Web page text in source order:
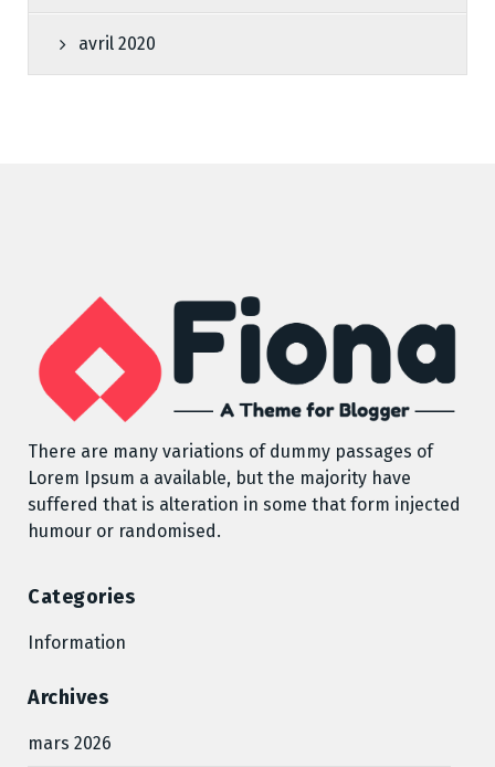
avril 2020
There are many variations of dummy passages of
Lorem Ipsum a available, but the majority have
suffered that is alteration in some that form injected
humour or randomised.
Categories
Information
Archives
mars 2026